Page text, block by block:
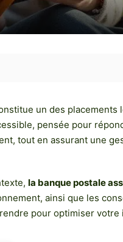
un des
pensée pour
tout en assurant une
la banque postale
ainsi que les
pour optimiser